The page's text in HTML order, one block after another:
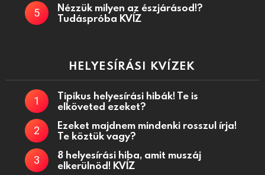
Nézzük milyen az észjárásod!?
Tudáspróba KVÍZ
HELYESÍRÁSI KVÍZEK
Tipikus helyesírási hibák! Te is
elköveted ezeket?
Ezeket majdnem mindenki rosszul írja!
Te köztük vagy?
8 helyesírási hiba, amit muszáj
elkerülnöd! KVÍZ